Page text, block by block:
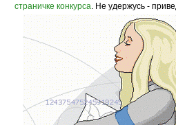
страничке конкурса. Не удержусь -